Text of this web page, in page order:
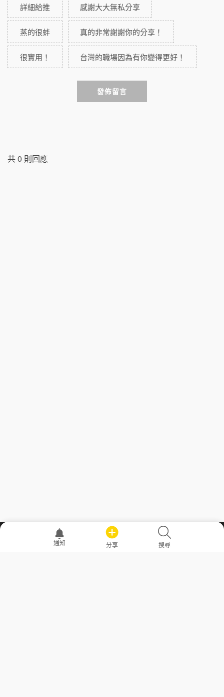
詳細給推 感謝大大無私分享
蒸的很蚌 真的非常謝謝你的分享！
很實用！ 台灣的職場因為有你變得更好！
發佈留言
共0 則回應
職場透明化運動
通知 分享 搜尋